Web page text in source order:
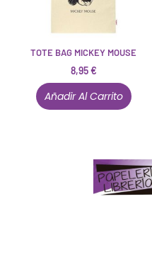
TOTE BAG MICKEY MOUSE
8,95€
Añadir Al Carrito